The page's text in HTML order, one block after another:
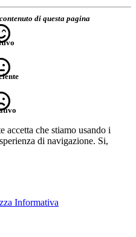
di questa pagina
accetta che stiamo usando i
di navigazione. Si,
Informativa